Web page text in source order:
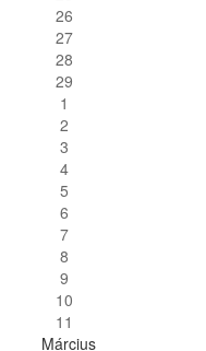
26
27
28
29
1
2
3
4
5
6
7
8
9
10
11
Március